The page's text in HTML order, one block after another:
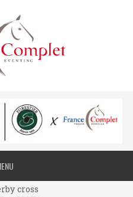
cross
2027 !
cross